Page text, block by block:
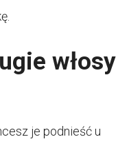
włosy
je podnieść u